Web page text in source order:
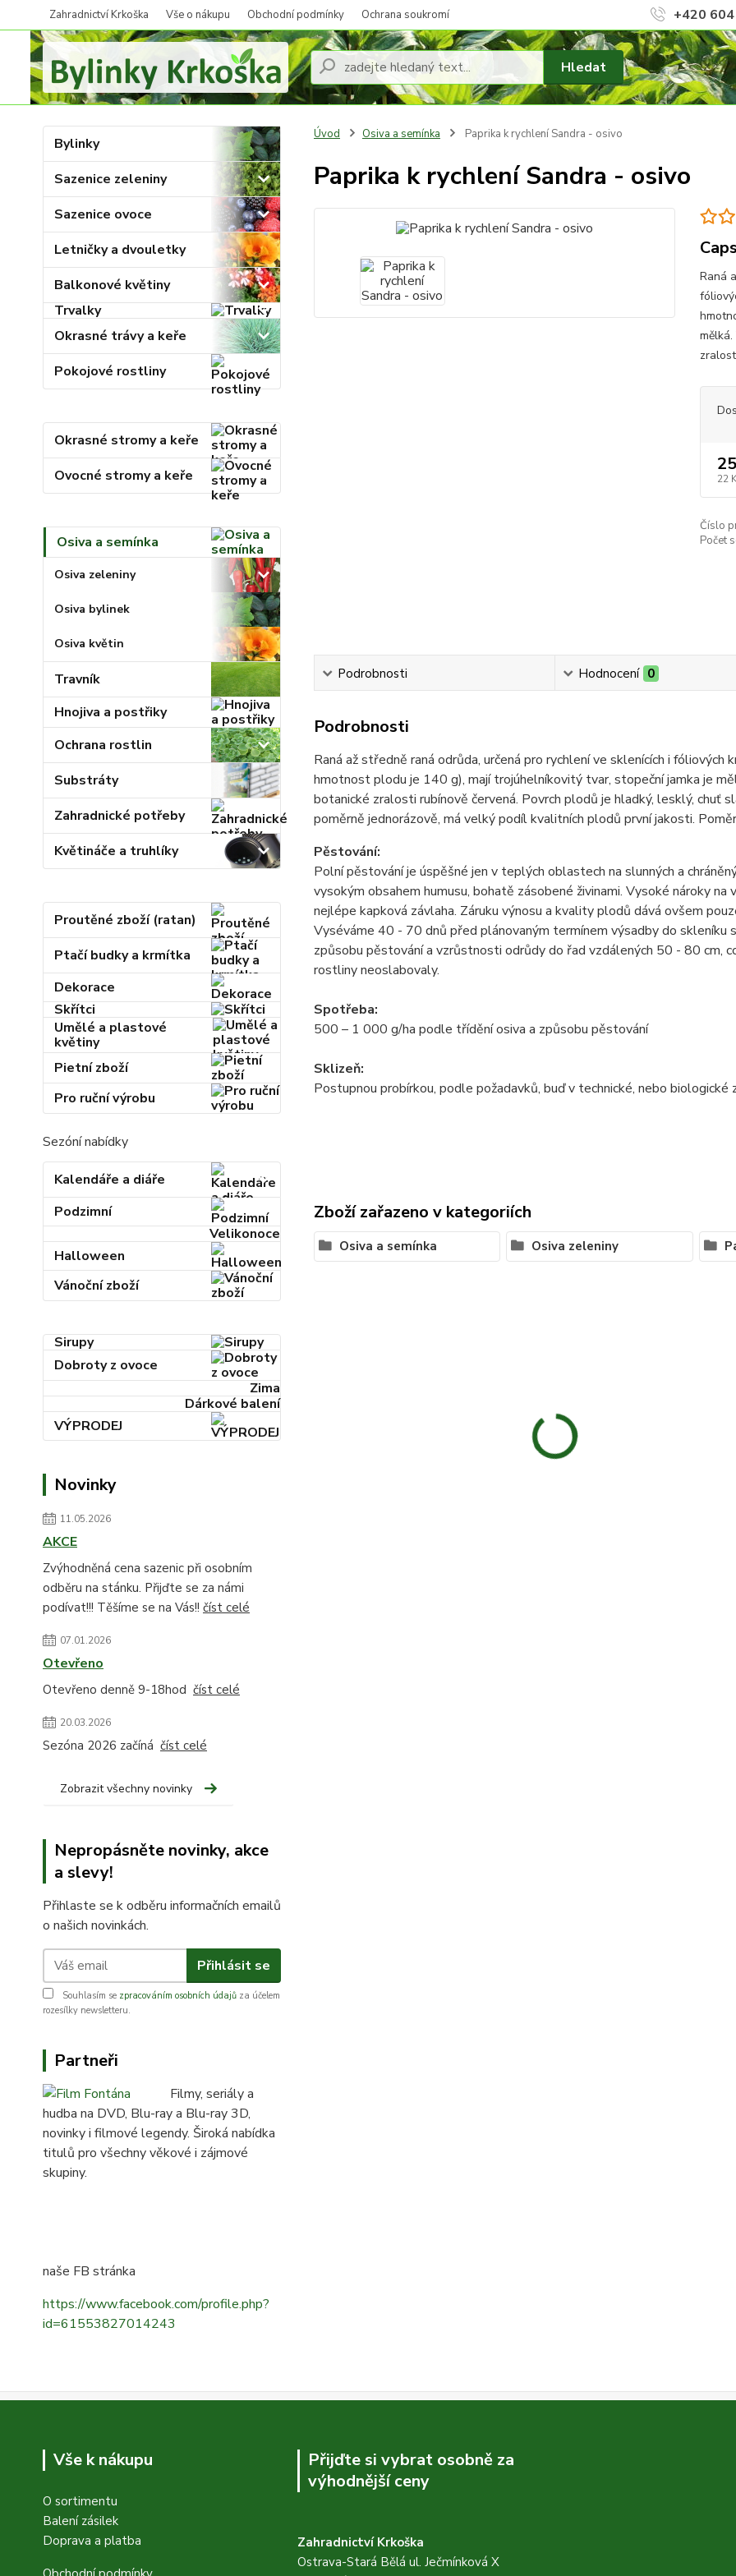
Zahradnictví Krkoška Vše o nákupu Obchodní podmínky Ochrana soukromí
Hledat
+420
Bylinky
Sazenice zeleniny
Sazenice ovoce
Letničky a dvouletky
Balkonové květiny
Trvalky
Okrasné trávy a keře
Pokojové rostliny
Okrasné stromy a keře
Ovocné stromy a keře
Osiva a semínka
Osiva zeleniny
Osiva bylinek
Osiva květin
Travník
Hnojiva a postřiky
Ochrana rostlin
Substráty
Zahradnické potřeby
Květináče a truhlíky
Proutěné zboží (ratan)
Ptačí budky a krmítka
Dekorace
Skřítci
Umělé a plastové
květiny
Pietní zboží
Pro ruční výrobu
Sezóní nabídky
Kalendáře a diáře
Podzimní
Velikonoce
Halloween
Vánoční zboží
Sirupy
Dobroty z ovoce
Zima
Dárkové balení
VÝPRODEJ
Novinky
11.05.2026
AKCE
Zvýhodněná cena sazenic při osobním
odběru na stánku. Přijďte se za námi
podívat!!! Těšíme se na Vás!! číst celé
07.01.2026
Otevřeno
Otevřeno denně 9-18hod číst celé
20.03.2026
Sezóna 2026 začíná číst celé
Zobrazit všechny novinky
Nepropásněte novinky, akce
a slevy!
Přihlaste se k odběru informačních emailů
o našich novinkách.
Přihlásit se
Souhlasím se zpracováním osobních údajů za účelem
rozesílky newsletteru.
Partneři
Filmy, seriály a
hudba na DVD, Blu-ray a Blu-ray 3D,
novinky i filmové legendy. Široká nabídka
titulů pro všechny věkové i zájmové
skupiny.
naše FB stránka
https://www.facebook.com/profile.php?
id=61553827014243
Úvod Osiva a semínka Paprika k rychlení Sandra - osivo
Paprika k rychlení Sandra - osivo
Raná
22
Číslo
Počet
Podrobnosti Hodnocení 0
Podrobnosti
Raná až středně raná odrůda, určená pro rychlení ve sklenících i
hmotnost plodu je 140 g), mají trojúhelníkovitý tvar, stopeční jamka je
botanické zralosti rubínově červená. Povrch plodů je hladký, lesklý, chuť
poměrně jednorázově, má velký podíl kvalitních plodů první jakosti.
Pěstování:
Polní pěstování je úspěšné jen v teplých oblastech na slunných a
vysokým obsahem humusu, bohatě zásobené živinami. Vysoké nároky
nejlépe kapková závlaha. Záruku výnosu a kvality plodů dává ovšem
Vyséváme 40 - 70 dnů před plánovaným termínem výsadby do
způsobu pěstování a vzrůstnosti odrůdy do řad vzdálených 50 - 80 cm,
rostliny neoslabovaly.
Spotřeba:
500 – 1 000 g/ha podle třídění osiva a způsobu pěstování
Sklizeň:
Postupnou probírkou, podle požadavků, buď v technické, nebo biologické
Zboží zařazeno v kategoriích
Osiva a semínka Osiva zeleniny
Vše k nákupu
O sortimentu
Balení zásilek
Doprava a platba
Přijďte si vybrat osobně za
výhodnější ceny
Zahradnictví Krkoška
Ostrava-Stará Bělá ul. Ječmínková X